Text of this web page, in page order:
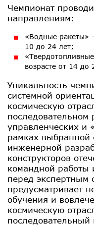
Чемпионат
направлениям:
«Водные ракеты»
10 до 24 лет;
возрасте от 14 до
Уникальность
системной
космическую
управленческих и
рамках выбранной
инженерной
конструкторов
командной работы
перед экспертным
предусматривает
обучения и
космическую
последовательный